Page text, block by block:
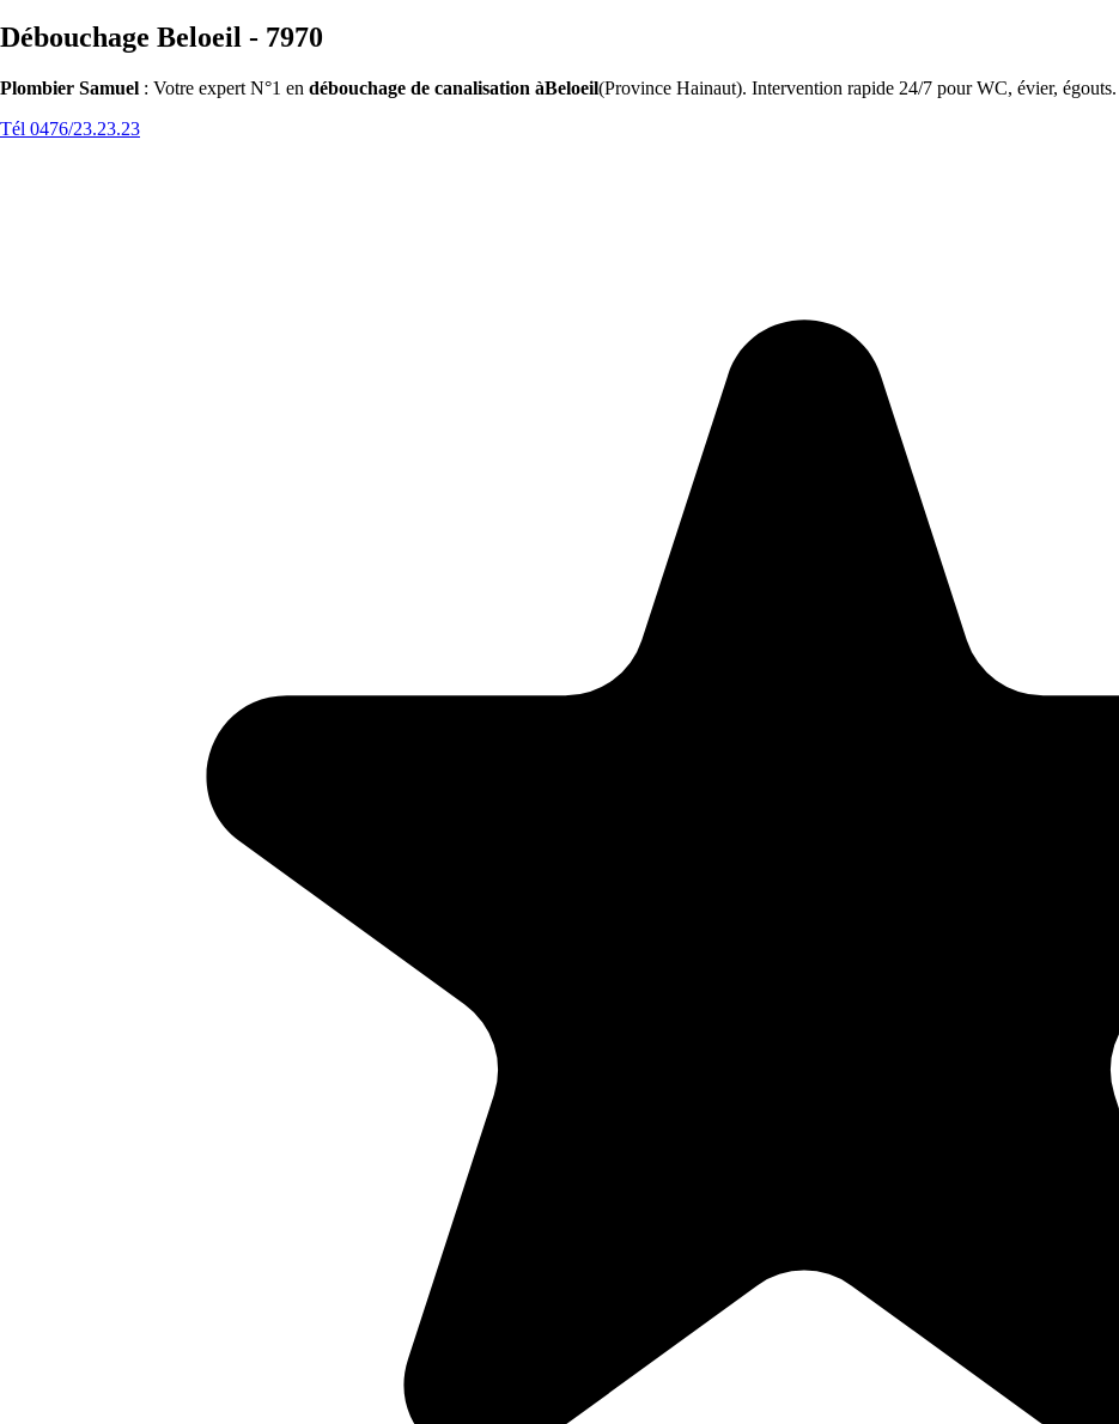
Débouchage Beloeil - 7970
Plombier Samuel : Votre expert N°1 en débouchage de canalisation àBeloeil(Province Hainaut). Intervention rapide 24/7 pour WC, évier,
Tél 0476/23.23.23